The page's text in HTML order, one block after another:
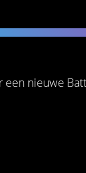
een nieuwe